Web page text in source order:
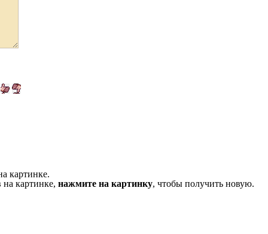
картинке.
картинке, нажмите на картинку, чтобы получить новую.